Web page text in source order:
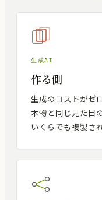
生成AI
作る側
生成のコストがゼ
本物と同じ見た目
いくらでも複製さ